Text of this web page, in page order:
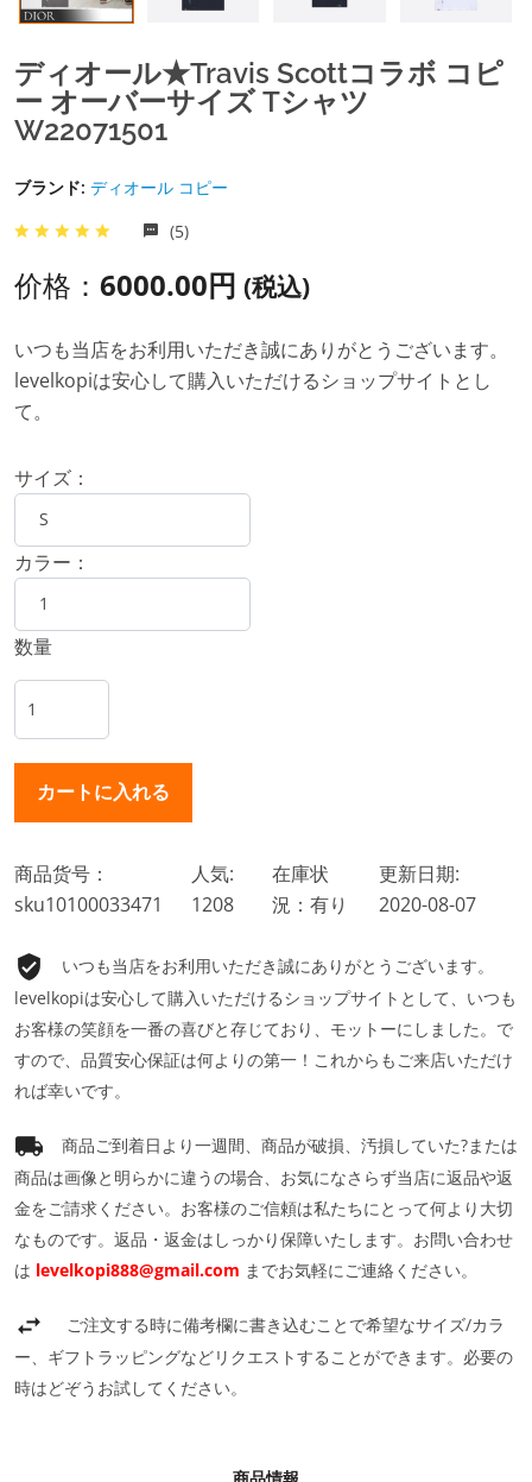
ディオール★Travis Scottコラボ コピ
ー オーバーサイズ Tシャツ
W22071501
ブランド: ディオール コピー
(5)
价格： 6000.00円 (税込)
いつも当店をお利用いただき誠にありがとうございます。
levelkopiは安心して購入いただけるショップサイトとし
て。
サイズ：
カラー：
数量
商品货号：
sku10100033471
人気:
1208
在庫状
況：有り
更新日期:
2020-08-07
いつも当店をお利用いただき誠にありがとうございます。
levelkopiは安心して購入いただけるショップサイトとして、いつも
お客様の笑顔を一番の喜びと存じており、モットーにしました。で
すので、品質安心保証は何よりの第一！これからもご来店いただけ
れば幸いです。
商品ご到着日より一週間、商品が破損、汚損していた?または
商品は画像と明らかに違うの場合、お気になさらず当店に返品や返
金をご請求ください。お客様のご信頼は私たちにとって何より大切
なものです。返品・返金はしっかり保障いたします。お問い合わせ
は levelkopi888@gmail.com までお気軽にご連絡ください。
ご注文する時に備考欄に書き込むことで希望なサイズ/カラ
ー、ギフトラッピングなどリクエストすることができます。必要の
時はどぞうお試してください。